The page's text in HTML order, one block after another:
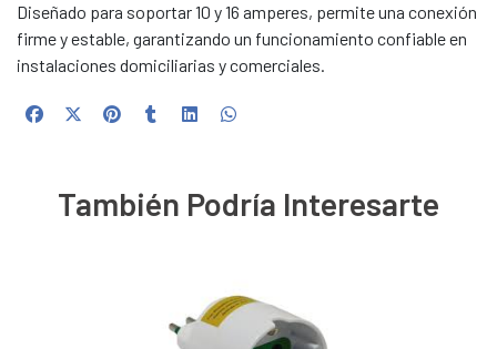
Diseñado para soportar 10 y 16 amperes, permite una conexión
firme y estable, garantizando un funcionamiento confiable en
instalaciones domiciliarias y comerciales.
También Podría Interesarte